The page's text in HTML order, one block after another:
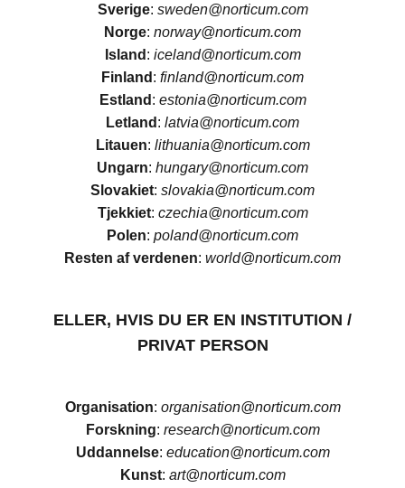
Sverige: sweden@norticum.com
Norge: norway@norticum.com
Island : iceland@norticum.com
Finland : finland@norticum.com
Estland : estonia@norticum.com
Letland : latvia@norticum.com
Litauen: lithuania@norticum.com
Ungarn: hungary@norticum.com
Slovakiet: slovakia@norticum.com
Tjekkiet: czechia@norticum.com
Polen: poland@norticum.com
Resten af verdenen: world@norticum.com
ELLER, HVIS DU ER EN INSTITUTION /
PRIVAT PERSON
Organisation: organisation@norticum.com
Forskning: research@norticum.com
Uddannelse: education@norticum.com
Kunst: art@norticum.com